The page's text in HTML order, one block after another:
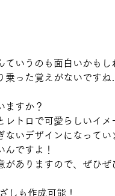
ていうのも面白いかもし
乗った覚えがないですね
ますか？
トロで可愛らしいイメ
いデザインになってい
ですよ！
ありますので、ぜひぜ
しも作成可能！